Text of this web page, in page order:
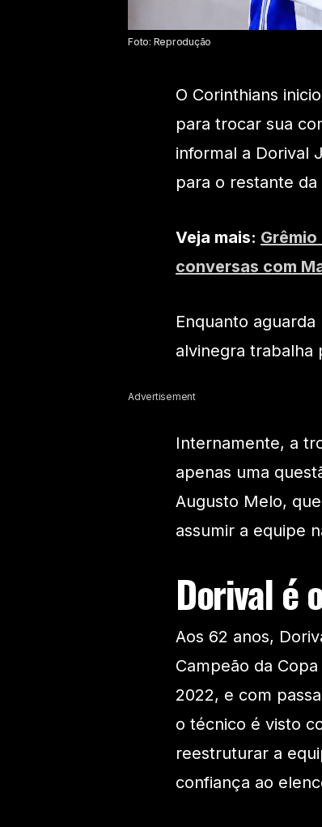
Foto: Reprodução
O Corinthians
para trocar sua
informal a Dorival
para o restante
Veja mais:
conversas com
Enquanto
alvinegra trabalha
Advertisement
Internamente, a
apenas uma
Augusto Melo,
assumir a equipe
Dorival é
Aos 62 anos,
Campeão da
2022, e com
o técnico é visto
reestruturar a
confiança ao